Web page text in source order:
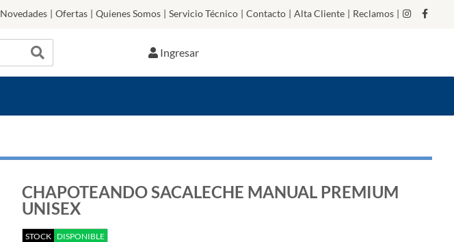
Novedades | Ofertas | Quienes Somos | Servicio Técnico | Contacto | Alta Cliente | Reclamos |
Ingresar
CHAPOTEANDO SACALECHE MANUAL PREMIUM
UNISEX
STOCK DISPONIBLE